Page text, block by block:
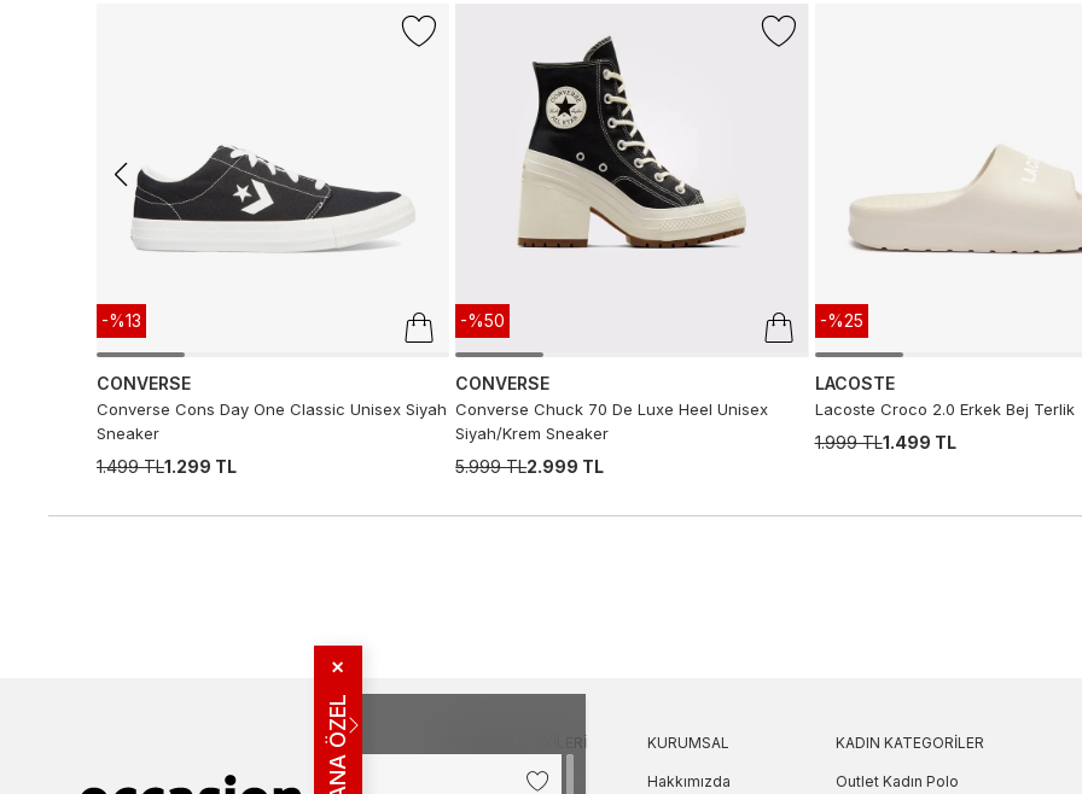
-%13
CONVERSE
Converse Cons Day One Classic Unisex Siyah
Sneaker
1.499 TL1.299 TL
-%50
CONVERSE
Converse Chuck 70 De Luxe Heel Unisex
Siyah/Krem Sneaker
5.999 TL2.999 TL
-%25
LACOSTE
Lacoste Croco 2.0 Erkek Bej Terlik
1.999 TL1.499 TL
MÜŞTERI İLIŞKILERI KURUMSAL
Hakkımızda
KADIN KATEGORILER
Outlet Kadın Polo
SANA ÖZEL
✕